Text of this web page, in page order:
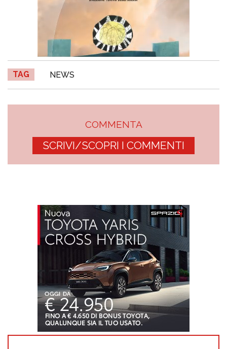
TAG NEWS
COMMENTA
SCRIVI/SCOPRI I COMMENTI